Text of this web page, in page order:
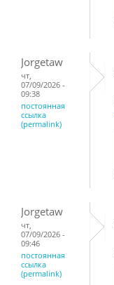
Jorgetaw
чт,
07/09/2026 -
09:38
постоянная
ссылка
(permalink)
Jorgetaw
чт,
07/09/2026 -
09:46
постоянная
ссылка
(permalink)